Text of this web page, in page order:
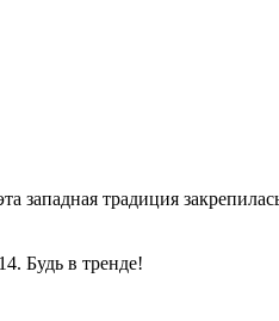
западная традиция
Будь в тренде!